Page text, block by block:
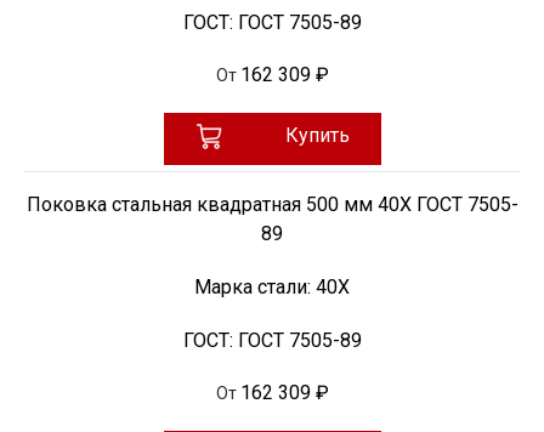
ГОСТ: ГОСТ 7505-89
От 162 309 ₽
Купить
Поковка стальная квадратная 500 мм 40Х ГОСТ 7505-
89
Марка стали: 40Х
ГОСТ: ГОСТ 7505-89
От 162 309 ₽